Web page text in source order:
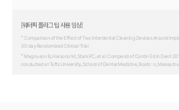
[워터픽 플라그 팁 사용 임상]
* Comparison of the Effect of Two Interdental Cleaning Devices Around
30-day Randomized Clinical Trial
* Magnuson B, Harsono M, Stark PC, et al. Compend of Contin Ed in Dent
conducted at Tufts University, School of Dental Medicine, Bosto- n,